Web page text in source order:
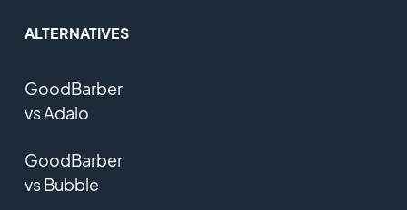
ALTERNATIVES
GoodBarber
vs Adalo
GoodBarber
vs Bubble